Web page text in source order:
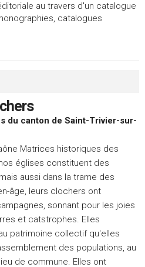
au travers d'un catalogue
catalogues
du canton de Saint-Trivier-sur-
Matrices historiques des
églises constituent des
aussi dans la trame des
âge, leurs clochers ont
sonnant pour les joies
et catstrophes. Elles
patrimoine collectif qu'elles
des populations, au
de commune. Elles ont